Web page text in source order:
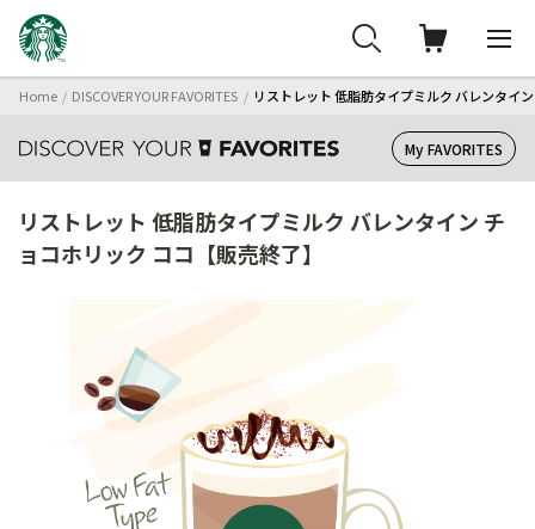
Home DISCOVER YOUR FAVORITES リストレット 低脂肪タイプミルク バレンタイ
My FAVORITES
リストレット 低脂肪タイプミルク バレンタイン チ
ョコホリック ココ【販売終了】